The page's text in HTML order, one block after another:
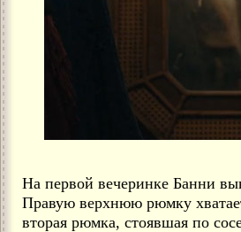
На первой вечеринке Банни
Правую верхнюю рюмку
вторая рюмка, стоявшая по